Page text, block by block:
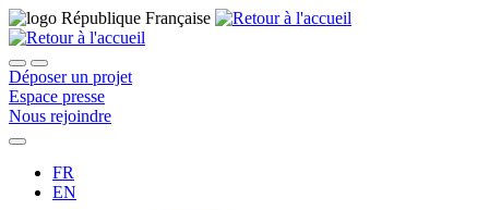
Déposer un projet
Espace presse
Nous rejoindre
FR
EN